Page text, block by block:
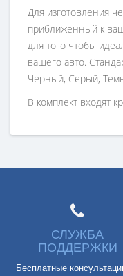
Для изготовления
приближенный к
для того чтобы
вашего авто.
Черный, Серый,
В комплект входят
СЛУЖБА
ПОДДЕРЖКИ
Бесплатные